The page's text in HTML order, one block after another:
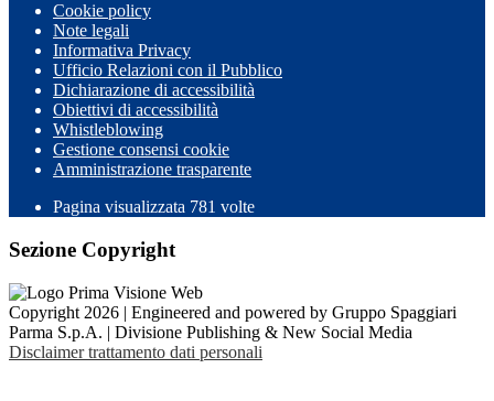
Cookie policy
Note legali
Informativa Privacy
Ufficio Relazioni con il Pubblico
Dichiarazione di accessibilità
Obiettivi di accessibilità
Whistleblowing
Gestione consensi cookie
Amministrazione trasparente
Pagina visualizzata 781 volte
Sezione Copyright
Copyright 2026 | Engineered and powered by Gruppo Spaggiari
Parma S.p.A. | Divisione Publishing & New Social Media
Disclaimer trattamento dati personali